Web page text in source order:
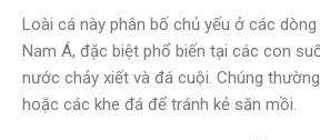
Loài cá này phân bố chủ yếu ở các
Nam Á, đặc biệt phổ biến tại các con
nước chảy xiết và đá cuội. Chúng
hoặc các khe đá để tránh kẻ săn mồi.